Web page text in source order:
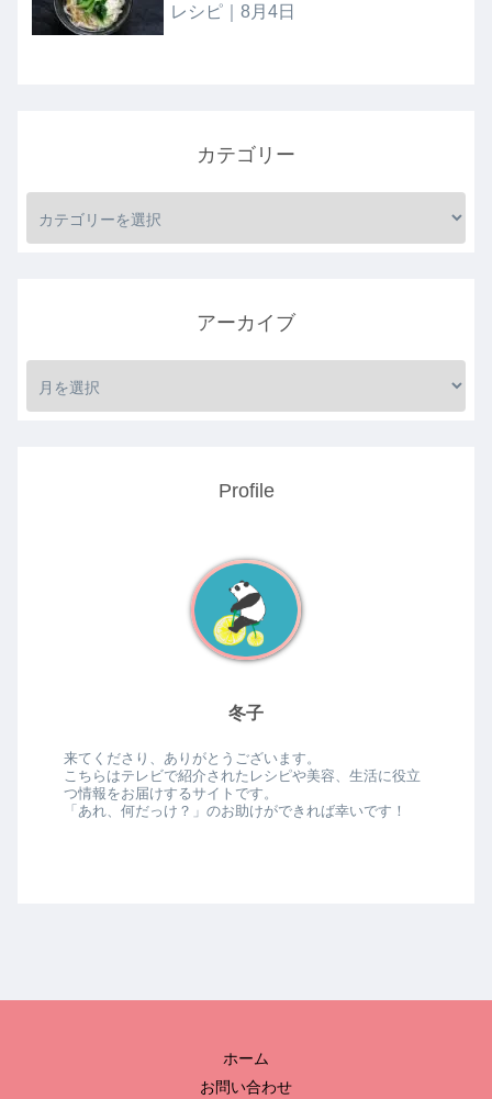
レシピ｜8月4日
カテゴリー
アーカイブ
Profile
冬子
来てくださり、ありがとうございます。
こちらはテレビで紹介されたレシピや美容、生活に役立
つ情報をお届けするサイトです。
「あれ、何だっけ？」のお助けができれば幸いです！
ホーム
お問い合わせ